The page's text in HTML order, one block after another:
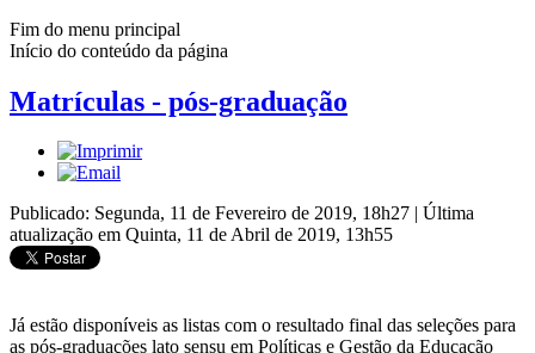
Fim do menu principal
Início do conteúdo da página
Matrículas - pós-graduação
Publicado: Segunda, 11 de Fevereiro de 2019, 18h27 | Última
atualização em Quinta, 11 de Abril de 2019, 13h55
Já estão disponíveis as listas com o resultado final das seleções para
as pós-graduações lato sensu em Políticas e Gestão da Educação